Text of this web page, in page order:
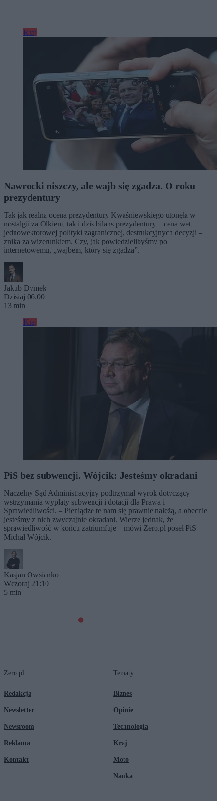
Kraj
Nawrocki niszczy, ale wajb się zgadza. O roku
prezydentury
Tak jak realna ocena prezydentury Kwaśniewskiego utonęła w
nostalgii za Olkiem, tak i dziś bilans prezydentury – cena wet,
jednowektorowej polityki zagranicznej, destrukcyjnych decyzji –
znika za wizerunkiem. Czy, jak powiedzielibyśmy po
internetowemu, „wajbem, który się zgadza”.
Jakub Dymek
Dzisiaj 06:00
13 min
Kraj
PiS bez subwencji. Wójcik: Jesteśmy okradani
Naczelny Sąd Administracyjny podtrzymał wyrok dotyczący
wstrzymania wypłaty subwencji i dotacji dla Prawa i
Sprawiedliwości. – Pieniądze te nam się prawnie należą, a obecnie
jesteśmy z nich zwyczajnie okradani. Wierzę jednak, że
sprawiedliwość w końcu zatriumfuje – mówi Zero.pl poseł PiS
Michał Wójcik.
Kasjan Owsianko
Wczoraj 21:10
5 min
Zero.pl
Redakcja
Newsletter
Newsroom
Reklama
Kontakt
Tematy
Biznes
Opinie
Technologia
Kraj
Moto
Nauka